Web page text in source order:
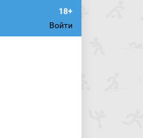
Войти